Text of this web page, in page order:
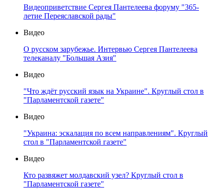
Видеоприветствие Сергея Пантелеева форуму "365-
летие Переяславской рады"
Видео
О русском зарубежье. Интервью Сергея Пантелеева
телеканалу "Большая Азия"
Видео
"Что ждёт русский язык на Украине". Круглый стол в
"Парламентской газете"
Видео
"Украина: эскалация по всем направлениям". Круглый
стол в "Парламентской газете"
Видео
Кто развяжет молдавский узел? Круглый стол в
"Парламентской газете"